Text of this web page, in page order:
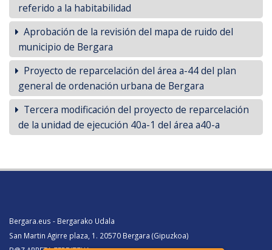
referido a la habitabilidad
Aprobación de la revisión del mapa de ruido del
municipio de Bergara
Proyecto de reparcelación del área a-44 del plan
general de ordenación urbana de Bergara
Tercera modificación del proyecto de reparcelación
de la unidad de ejecución 40a-1 del área a40-a
Bergara.eus - Bergarako Udala
San Martin Agirre plaza, 1. 20570 Bergara (Gipuzkoa)